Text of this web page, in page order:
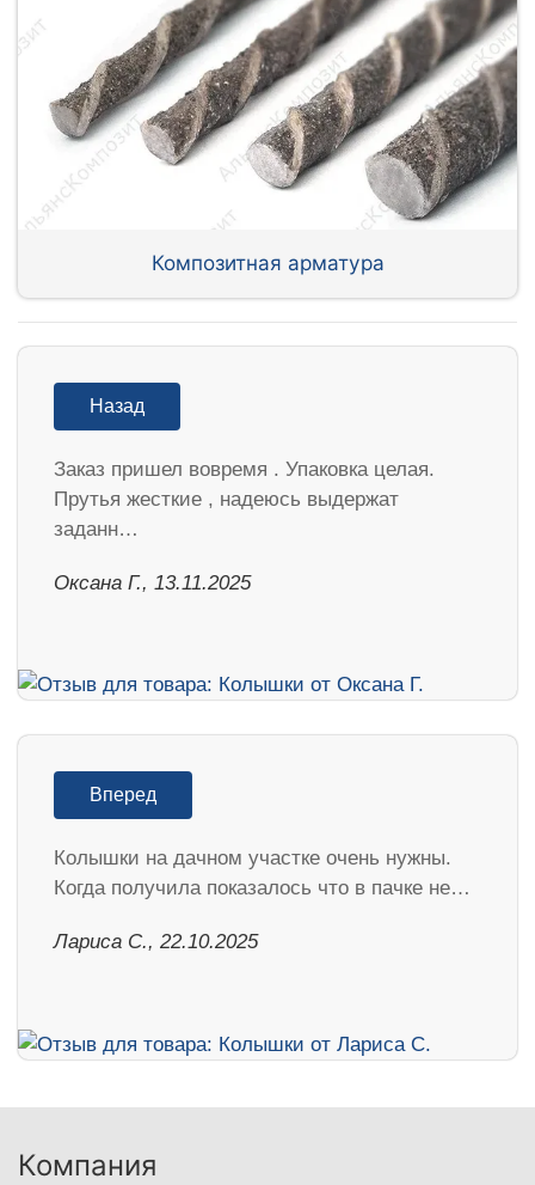
Композитная арматура
Назад
Заказ пришел вовремя . Упаковка целая.
Прутья жесткие , надеюсь выдержат
заданн…
Оксана Г., 13.11.2025
Вперед
Колышки на дачном участке очень нужны.
Когда получила показалось что в пачке не…
Лариса С., 22.10.2025
Компания